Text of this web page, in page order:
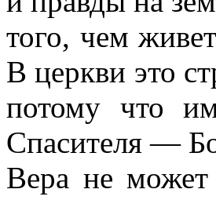
того, чем
В церкви это
потому что
Спасителя —
Вера не